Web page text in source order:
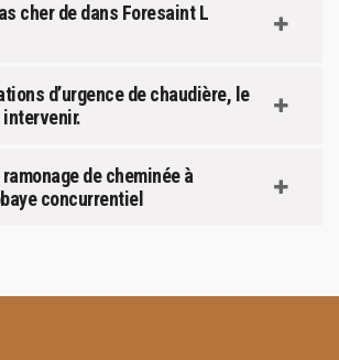
cher de dans Foresaint L
d’urgence de chaudière, le
intervenir.
de cheminée à
concurrentiel